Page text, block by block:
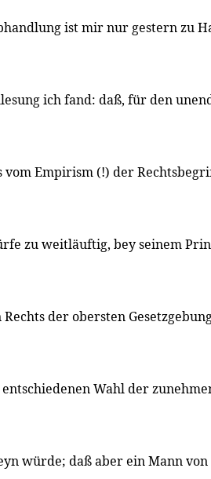
ist mir nur gestern zu
ich fand: daß, für den
vom Empirism (!) der
zu weitläuftig, bey seinem
der obersten
Wahl der
würde; daß aber ein Mann